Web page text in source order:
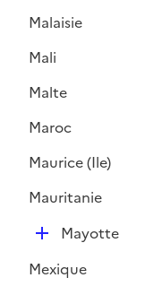
e
Malaisie
Mali
Malte
Maroc
Maurice (Ile)
Mauritanie
D
p
Mayotte
Mexique